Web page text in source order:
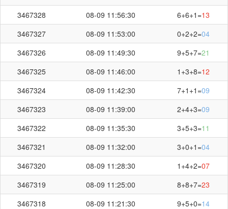
3467328
08-09 11:56:30 6+6+1=13
3467327
08-09 11:53:00 0+2+2=04
3467326
08-09 11:49:30 9+5+7=21
3467325
08-09 11:46:00 1+3+8=12
3467324
08-09 11:42:30 7+1+1=09
3467323
08-09 11:39:00 2+4+3=09
3467322
08-09 11:35:30 3+5+3=11
3467321
08-09 11:32:00 3+0+1=04
3467320
08-09 11:28:30 1+4+2=07
3467319
08-09 11:25:00 8+8+7=23
3467318
08-09 11:21:30 9+5+0=14
3467363开奖结果
8 + 3 + 2 =13